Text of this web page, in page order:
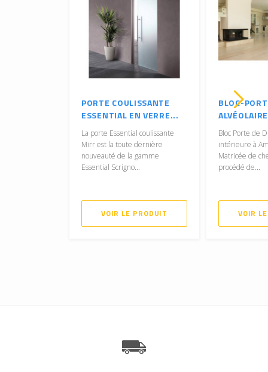
PORTE COULISSANTE
ESSENTIAL EN VERRE...
La porte Essential coulissante
Mirr est la toute dernière
nouveauté de la gamme
Essential Scrigno...
VOIR LE PRODUIT
BLOC-
ALVÉOLAIRE
Bloc Porte de
intérieure à
Matricée de
procédé de...
VOIR